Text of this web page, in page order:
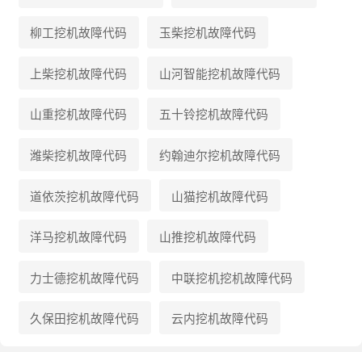
柳工挖机故障代码 玉柴挖机故障代码
上柴挖机故障代码 山河智能挖机故障代码
山重挖机故障代码 五十铃挖机故障代码
潍柴挖机故障代码 约翰迪尔挖机故障代码
道依茨挖机故障代码 山猫挖机故障代码
洋马挖机故障代码 山推挖机故障代码
力士德挖机故障代码 中联挖机挖机故障代码
久保田挖机故障代码 云内挖机故障代码